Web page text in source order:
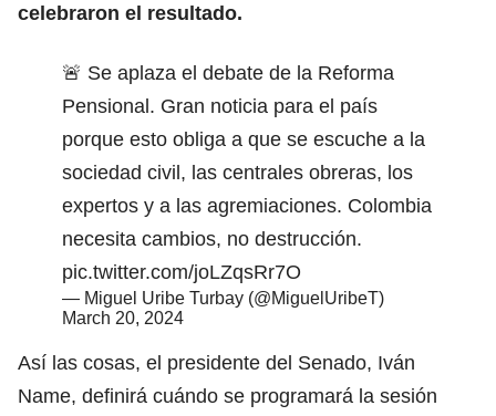
celebraron el resultado.
🚨 Se aplaza el debate de la Reforma
Pensional. Gran noticia para el país
porque esto obliga a que se escuche a la
sociedad civil, las centrales obreras, los
expertos y a las agremiaciones. Colombia
necesita cambios, no destrucción.
pic.twitter.com/joLZqsRr7O
— Miguel Uribe Turbay (@MiguelUribeT)
March 20, 2024
Así las cosas, el presidente del Senado, Iván
Name, definirá cuándo se programará la sesión